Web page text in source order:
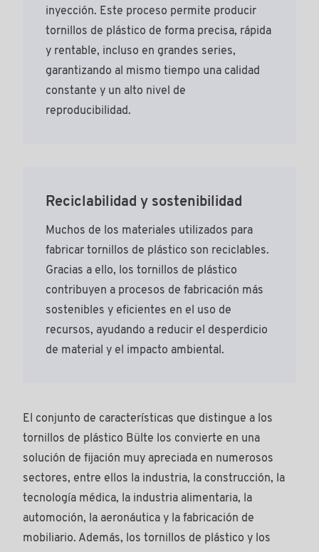
inyección. Este proceso permite producir
tornillos de plástico de forma precisa, rápida
y rentable, incluso en grandes series,
garantizando al mismo tiempo una calidad
constante y un alto nivel de
reproducibilidad.
Reciclabilidad y sostenibilidad
Muchos de los materiales utilizados para
fabricar tornillos de plástico son reciclables.
Gracias a ello, los tornillos de plástico
contribuyen a procesos de fabricación más
sostenibles y eficientes en el uso de
recursos, ayudando a reducir el desperdicio
de material y el impacto ambiental.
El conjunto de características que distingue a los
tornillos de plástico Bülte los convierte en una
solución de fijación muy apreciada en numerosos
sectores, entre ellos la industria, la construcción, la
tecnología médica, la industria alimentaria, la
automoción, la aeronáutica y la fabricación de
mobiliario. Además, los tornillos de plástico y los